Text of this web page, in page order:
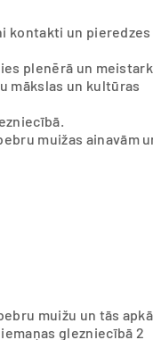
kontakti un pieredzes
plenērā un
mākslas un kultūras
muižas ainavām
muižu un tās
glezniecībā 2